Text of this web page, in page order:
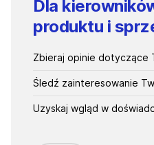
Dla
produktu i
Zbieraj opinie dotyczące
Śledź zainteresowanie
Uzyskaj wgląd w